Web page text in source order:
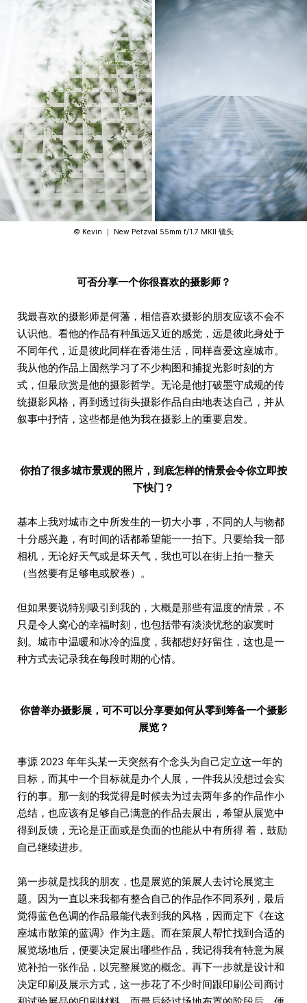
©️ Kevin ｜ New Petzval 55mm f/1.7 MKII 镜头
可否分享一个你很喜欢的摄影师？
我最喜欢的摄影师是何藩，相信喜欢摄影的朋友应该不会不
认识他。看他的作品有种虽远又近的感觉，远是彼此身处于
不同年代，近是彼此同样在香港生活，同样喜爱这座城市。
我从他的作品上固然学习了不少构图和捕捉光影时刻的方
式，但最欣赏是他的摄影哲学。无论是他打破墨守成规的传
统摄影风格，再到透过街头摄影作品自由地表达自己，并从
叙事中抒情，这些都是他为我在摄影上的重要启发。
你拍了很多城市景观的照片，到底怎样的情景会令你立即按
下快门？
基本上我对城市之中所发生的一切大小事，不同的人与物都
十分感兴趣，有时间的话都希望能一一拍下。只要给我一部
相机，无论好天气或是坏天气，我也可以在街上拍一整天
（当然要有足够电或胶卷）。
但如果要说特别吸引到我的，大概是那些有温度的情景，不
只是令人窝心的幸福时刻，也包括带有淡淡忧愁的寂寞时
刻。城市中温暖和冰冷的温度，我都想好好留住，这也是一
种方式去记录我在每段时期的心情。
你曾举办摄影展，可不可以分享要如何从零到筹备一个摄影
展览？
事源 2023 年年头某一天突然有个念头为自己定立这一年的
目标，而其中一个目标就是办个人展，一件我从没想过会实
行的事。那一刻的我觉得是时候去为过去两年多的作品作小
总结，也应该有足够自己满意的作品去展出，希望从展览中
得到反馈，无论是正面或是负面的也能从中有所得 着，鼓励
自己继续进步。
第一步就是找我的朋友，也是展览的策展人去讨论展览主
题。因为一直以来我都有整合自己的作品作不同系列，最后
觉得蓝色色调的作品最能代表到我的风格，因而定下《在这
座城市散策的蓝调》作为主题。而在策展人帮忙找到合适的
展览场地后，便要决定展出哪些作品，我记得我有特意为展
览补拍一张作品，以完整展览的概念。再下一步就是设计和
决定印刷及展示方式，这一步花了不少时间跟印刷公司商讨